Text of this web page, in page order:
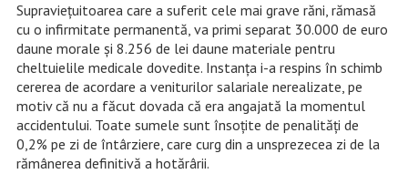
Supraviețuitoarea care a suferit cele mai grave răni, rămasă
cu o infirmitate permanentă, va primi separat 30.000 de euro
daune morale și 8.256 de lei daune materiale pentru
cheltuielile medicale dovedite. Instanța i-a respins în schimb
cererea de acordare a veniturilor salariale nerealizate, pe
motiv că nu a făcut dovada că era angajată la momentul
accidentului. Toate sumele sunt însoțite de penalități de
0,2% pe zi de întârziere, care curg din a unsprezecea zi de la
rămânerea definitivă a hotărârii.